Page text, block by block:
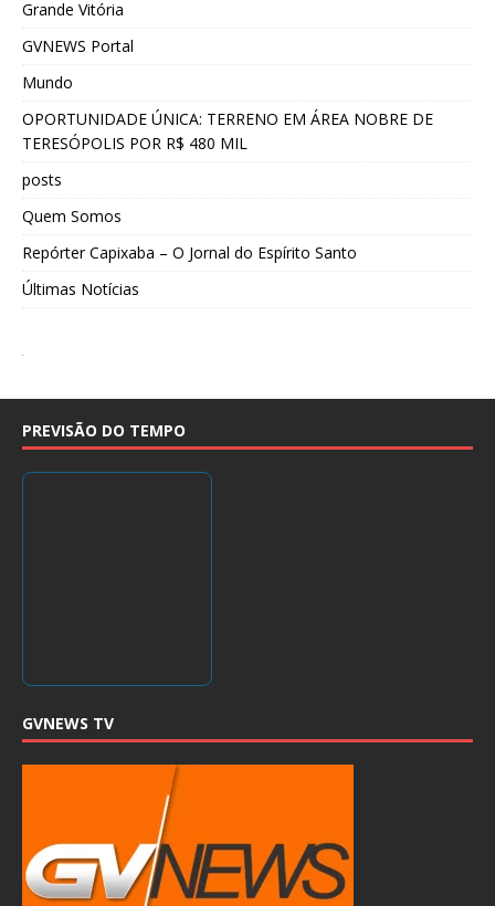
Grande Vitória
GVNEWS Portal
Mundo
OPORTUNIDADE ÚNICA: TERRENO EM ÁREA NOBRE DE
TERESÓPOLIS POR R$ 480 MIL
posts
Quem Somos
Repórter Capixaba – O Jornal do Espírito Santo
Últimas Notícias
PREVISÃO DO TEMPO
GVNEWS TV